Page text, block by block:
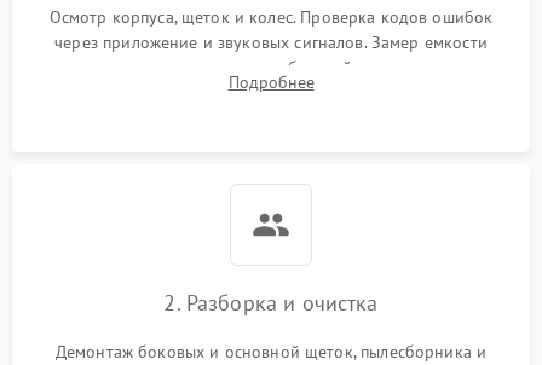
Осмотр корпуса, щеток и колес. Проверка кодов ошибок
через приложение и звуковых сигналов. Замер емкости
аккумулятора и тестирование базовой станции зарядки.
Оценка работы лидара, бампера и датчиков падения для
Подробнее
2. Разборка и очистка
Демонтаж боковых и основной щеток, пылесборника и